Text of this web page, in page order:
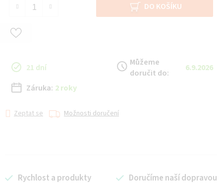
DO KOŠÍKU
21 dní
Můžeme
doručit do:
6.9.2026
Záruka: 2 roky
Zeptat se Možnosti doručení
Rychlost a produkty
Doručíme naší dopravou